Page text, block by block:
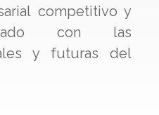
competitivo y
con las
y futuras del